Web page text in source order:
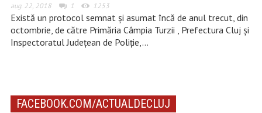
aug. 22, 2018 1 1253
Există un protocol semnat și asumat încă de anul trecut, din
octombrie, de către Primăria Câmpia Turzii , Prefectura Cluj și
Inspectoratul Județean de Poliție,…
FACEBOOK.COM/ACTUALDECLUJ